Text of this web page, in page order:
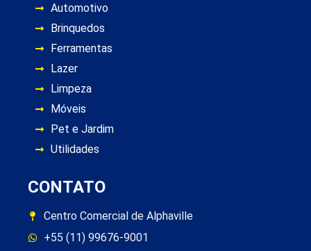
Automotivo
Brinquedos
Ferramentas
Lazer
Limpeza
Móveis
Pet e Jardim
Utilidades
CONTATO
Centro Comercial de Alphaville
+55 (11) 99676-9001